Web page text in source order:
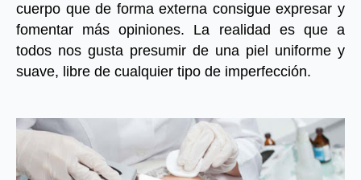
cuerpo que de forma externa consigue expresar y
fomentar más opiniones. La realidad es que a
todos nos gusta presumir de una piel uniforme y
suave, libre de cualquier tipo de imperfección.